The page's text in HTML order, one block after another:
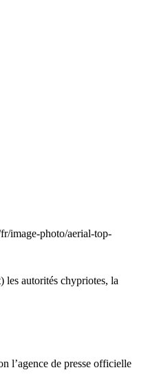
image-photo/aerial-top-
les autorités chypriotes, la
l’agence de presse officielle